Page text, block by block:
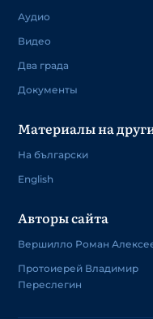
Аудио
Видео
Два града
Документы
Материалы на
На български
English
Авторы сайта
Вершилло Роман
Протоиерей Владимир
Переслегин